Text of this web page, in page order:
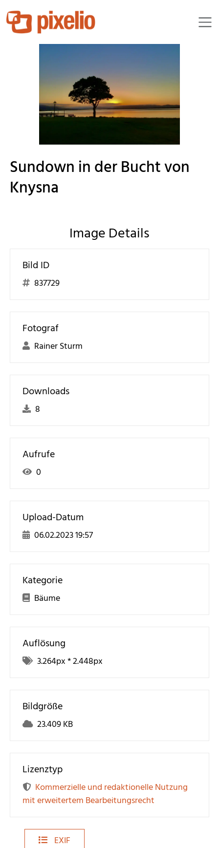
RainerSturm
Sundown in der Bucht von
Knysna
Image Details
Bild ID
837729
Fotograf
Rainer Sturm
Downloads
8
Aufrufe
0
Upload-Datum
06.02.2023 19:57
Kategorie
Bäume
Auflösung
3.264px *2.448px
Bildgröße
23.409 KB
Lizenztyp
Kommerzielle und redaktionelle Nutzung
mit erweitertem Bearbeitungsrecht
EXIF